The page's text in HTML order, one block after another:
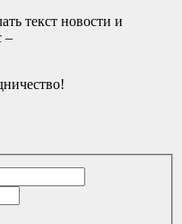
текст новости и
–